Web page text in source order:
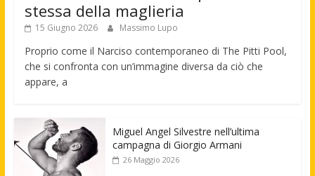
stessa della maglieria
15 Giugno 2026 Massimo Lupo
Proprio come il Narciso contemporaneo di The Pitti Pool,
che si confronta con un’immagine diversa da ciò che
appare, a
Miguel Angel Silvestre nell’ultima
campagna di Giorgio Armani
26 Maggio 2026